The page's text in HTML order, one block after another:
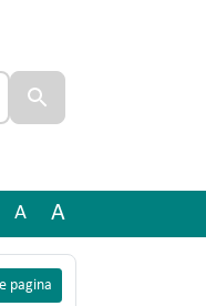
A A
pagina